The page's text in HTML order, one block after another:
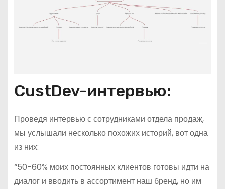
CustDev-интервью:
Проведя интервью с сотрудниками отдела продаж,
мы услышали несколько похожих историй, вот одна
из них:
“50-60% моих постоянных клиентов готовы идти на
диалог и вводить в ассортимент наш бренд, но им